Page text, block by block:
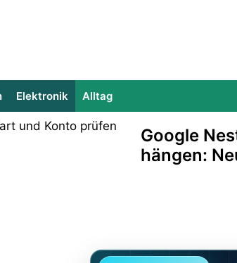
Elektronik Alltag
Google
hängen: